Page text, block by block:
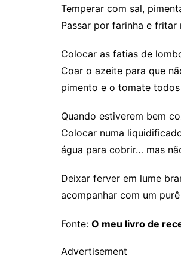
Temperar com sal,
Passar por farinha e
Colocar as fatias de
Coar o azeite para que
pimento e o tomate
Quando estiverem bem
Colocar numa
água para cobrir… mas
Deixar ferver em lume
acompanhar com um
Fonte: O meu livro de
Advertisement